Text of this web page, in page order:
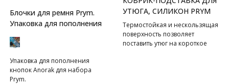
Блочки для ремня Prym.
Упаковка для пополнения
Упаковка для пополнения
кнопок Anorak для набора
Prym.
УТЮГА, СИЛИКОН PRYM
Термостойкая и нескользящая
поверхность позволяет
поставить утюг на короткое